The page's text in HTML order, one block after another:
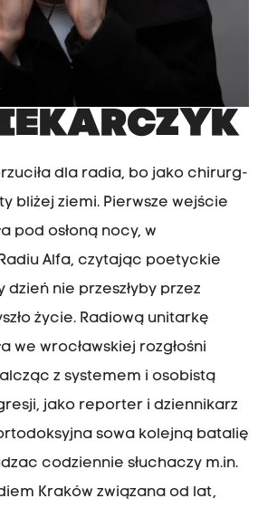
dla radia, bo jako chirurg-
bliżej ziemi. Pierwsze wejście
pod osłoną nocy, w
Alfa, czytając poetyckie
dzień nie przeszłyby przez
życie. Radiową unitarkę
we wrocławskiej rozgłośni
z systemem i osobistą
jako reporter i dziennikarz
sowa kolejną batalię
codziennie słuchaczy m.in.
Kraków związana od lat,